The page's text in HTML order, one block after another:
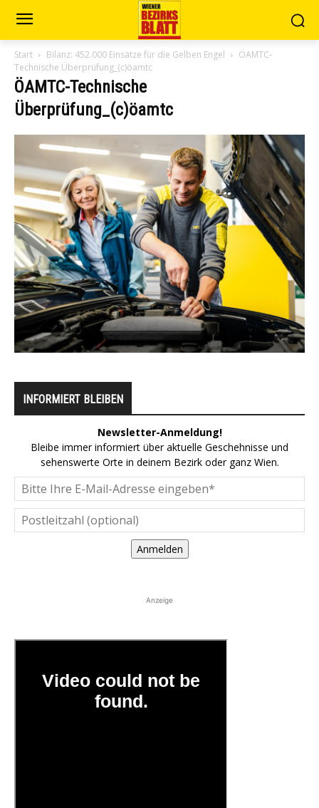
Start Bilanz: 452.000 Einsätze für die Gelben Engel
ÖAMTC-
Technische Überprüfung_(c)öamtc
ÖAMTC-Technische
Überprüfung_(c)öamtc
INFORMIERT BLEIBEN
Newsletter-Anmeldung!
Bleibe immer informiert über aktuelle Geschehnisse und
sehenswerte Orte in deinem Bezirk oder ganz Wien.
Anmelden
Anzeige